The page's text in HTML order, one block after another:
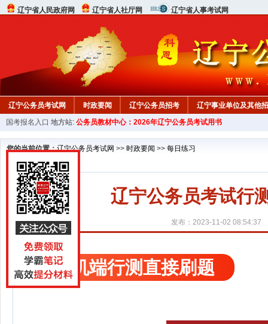
辽宁省人民政府网 辽宁省人社厅网 辽宁省人事考试网
辽宁公务员考试网 时政要闻 辽宁公务员招考 辽宁事业单位及其他
在线咨询 教材中心
国考报名入口 地方站: 公务员教材中心：2026年辽宁公务员考试用书
您的当前位置：辽宁公务员考试网 >> 时政要闻 >> 每日练习
辽宁公务员考试行
发布：2023-11-02 08:54:37
手机端行测直接刷题